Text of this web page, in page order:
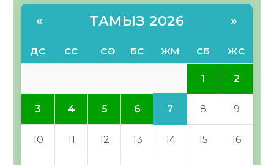
« ТАМЫЗ 2026 »
ДС СС СӘ БС ЖМ СБ ЖС
1 2
3 4 5 6 7 8 9
10 11 12 13 14 15 16